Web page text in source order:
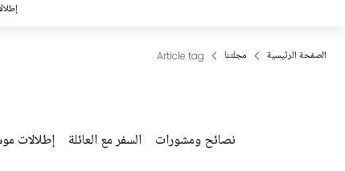
الصفحة الرئيسية مجلتنا Article tag
إطلالات السفر مع العائلة نصائح ومشورات